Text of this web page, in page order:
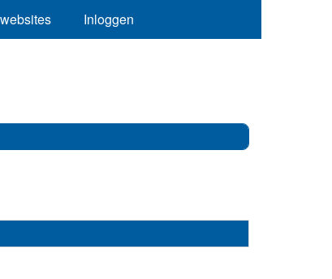
Inloggen